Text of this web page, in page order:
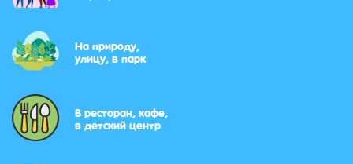
На природу,
улицу, в парк
В ресторан, кафе,
в детский центр